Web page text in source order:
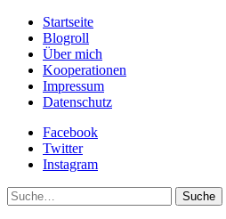
Startseite
Blogroll
Über mich
Kooperationen
Impressum
Datenschutz
Facebook
Twitter
Instagram
Suche